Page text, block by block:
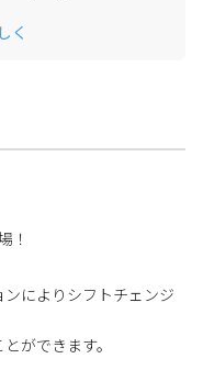
く
！
によりシフトチェンジ
ができます。